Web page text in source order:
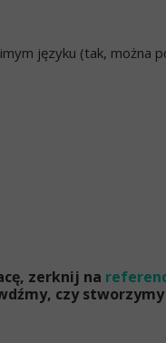
języku (tak, można
zerknij na
czy